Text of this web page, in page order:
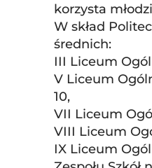
korzysta
W skład
średnich:
III Liceum
V Liceum
10,
VII Liceum
VIII Liceum
IX Liceum